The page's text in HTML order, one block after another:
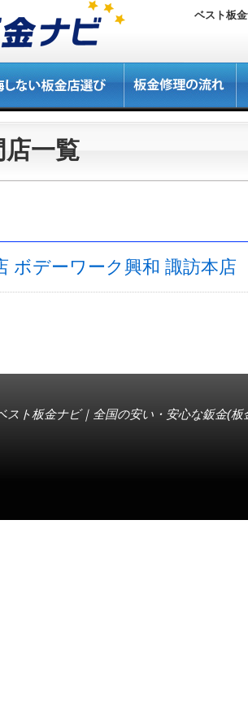
ベスト板
一覧
ボデーワーク興和 諏訪本店
スト板金ナビ｜全国の安い・安心な鈑金(板